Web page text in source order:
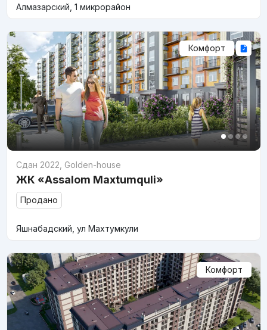
Алмазарский, 1 микрорайон
Комфорт
Сдан 2022 Golden-house
ЖК «Assalom Maxtumquli»
Продано
Яшнабадский, ул Махтумкули
Комфорт